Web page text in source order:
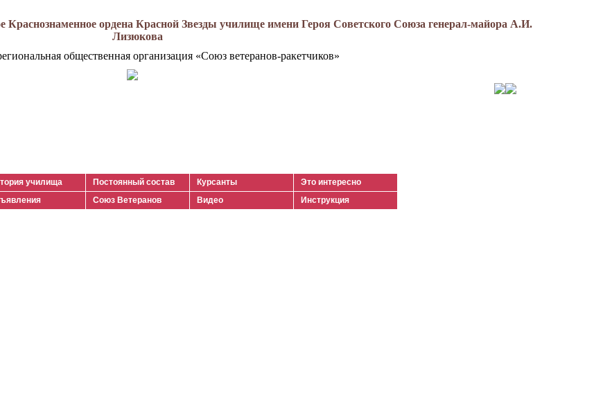
Краснознаменное ордена Красной Звезды училище имени Героя Советского Союза генерал-майора А.И.
Лизюкова
общественная организация «Союз ветеранов-ракетчиков»
училища Постоянный состав Курсанты
Это интересно
Союз Ветеранов Видео Инструкция